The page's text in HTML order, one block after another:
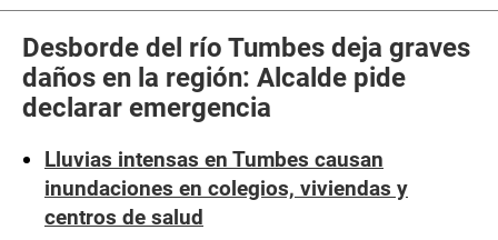
Desborde del río Tumbes deja graves
daños en la región: Alcalde pide
declarar emergencia
Lluvias intensas en Tumbes causan
inundaciones en colegios, viviendas y
centros de salud